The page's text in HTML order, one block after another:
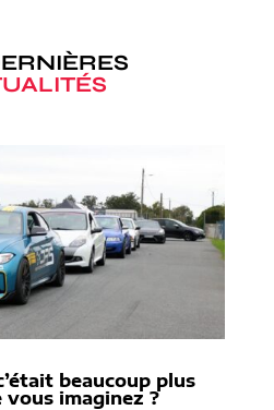
beaucoup plus
vous imaginez ?